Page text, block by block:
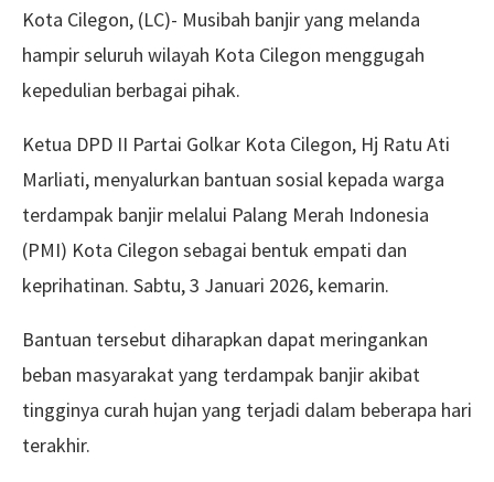
Kota Cilegon, (LC)- Musibah banjir yang melanda
hampir seluruh wilayah Kota Cilegon menggugah
kepedulian berbagai pihak.
Ketua DPD II Partai Golkar Kota Cilegon, Hj Ratu Ati
Marliati, menyalurkan bantuan sosial kepada warga
terdampak banjir melalui Palang Merah Indonesia
(PMI) Kota Cilegon sebagai bentuk empati dan
keprihatinan. Sabtu, 3 Januari 2026, kemarin.
Bantuan tersebut diharapkan dapat meringankan
beban masyarakat yang terdampak banjir akibat
tingginya curah hujan yang terjadi dalam beberapa hari
terakhir.